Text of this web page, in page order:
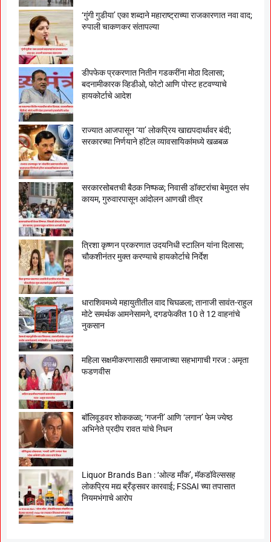
‘गुंगी गुडीया’ एका शब्दाने महाराष्ट्राच्या राजकारणात नवा वाद;
रुपाली चाकणकर संतापल्या
डीपफेक प्रकरणात नितीन गडकरींना मोठा दिलासा;
बदनामीकारक व्हिडीओ, फोटो आणि पोस्ट हटवण्याचे
हायकोर्टाचे आदेश
राज्यात आजपासून ‘या’ लोकप्रिय खाद्यपदार्थावर बंदी;
सरकारच्या निर्णयाने हॉटेल व्यावसायिकांमध्ये खळबळ
सरकारसोबतची बैठक निष्फळ; निवासी डॉक्टरांचा बेमुदत संप
कायम, गुरुवारपासून आंदोलन आणखी तीव्र
त्रिशा कृष्णन प्रकरणात उदयनिधी स्टालिन यांना दिलासा;
चौकशीनंतर मुक्त करण्याचे हायकोर्टाचे निर्देश
धाराशिवमध्ये महायुतीतील वाद चिघळला; तानाजी सावंत-राहुल
मोटे समर्थक आमनेसामने, दगडफेकीत 10 ते 12 वाहनांचे
नुकसान
महिला सक्षमीकरणासाठी समाजाच्या सहभागाची गरज : अमृता
फडणवीस
बॉलिवूडवर शोककळा; ‘गजनी’ आणि ‘लगान’ फेम ज्येष्ठ
अभिनेते प्रदीप रावत यांचे निधन
Liquor Brands Ban : ‘ओल्ड मॉंक’, मॅकडॉवेल्ससह
लोकप्रिय मद्य ब्रँड्सवर कारवाई; FSSAI च्या तपासात
नियमभंगाचे आरोप